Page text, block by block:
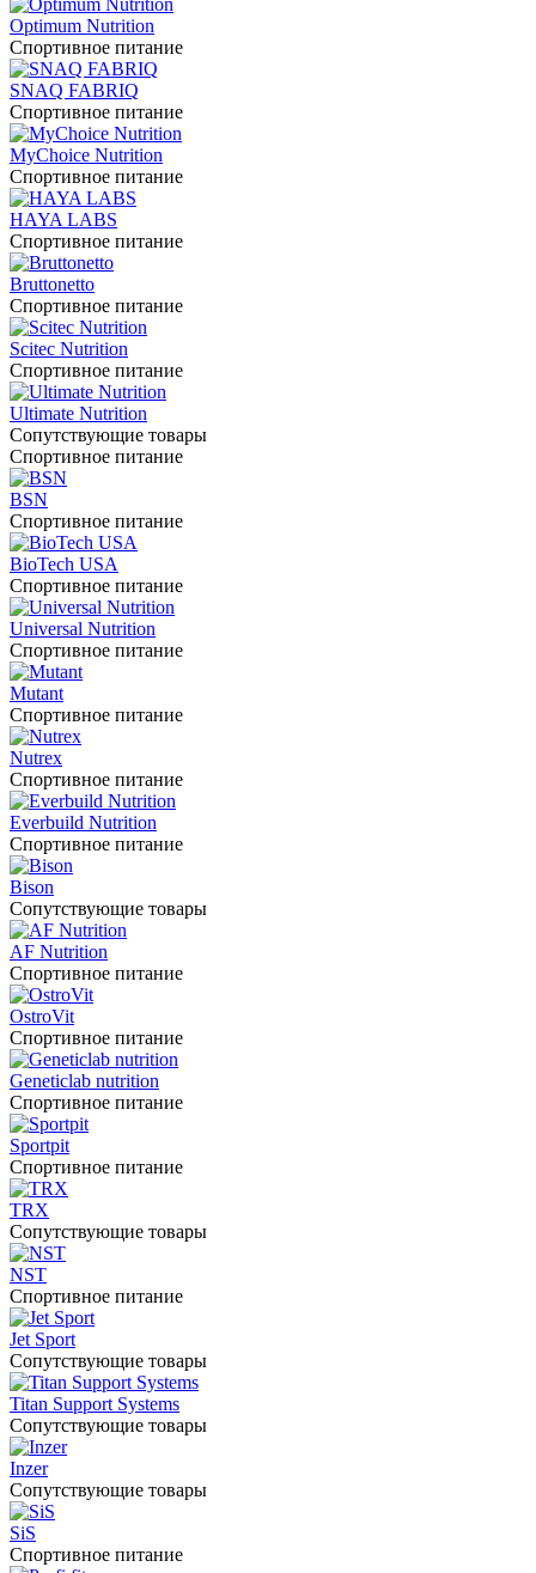
Optimum Nutrition
Спортивное питание
SNAQ FABRIQ
Спортивное питание
MyChoice Nutrition
Спортивное питание
HAYA LABS
Спортивное питание
Bruttonetto
Спортивное питание
Scitec Nutrition
Спортивное питание
Ultimate Nutrition
Сопутствующие товары
Спортивное питание
BSN
Спортивное питание
BioTech USA
Спортивное питание
Universal Nutrition
Спортивное питание
Mutant
Спортивное питание
Nutrex
Спортивное питание
Everbuild Nutrition
Спортивное питание
Bison
Сопутствующие товары
AF Nutrition
Спортивное питание
OstroVit
Спортивное питание
Geneticlab nutrition
Спортивное питание
Sportpit
Спортивное питание
TRX
Сопутствующие товары
NST
Спортивное питание
Jet Sport
Сопутствующие товары
Titan Support Systems
Сопутствующие товары
Inzer
Сопутствующие товары
SiS
Спортивное питание